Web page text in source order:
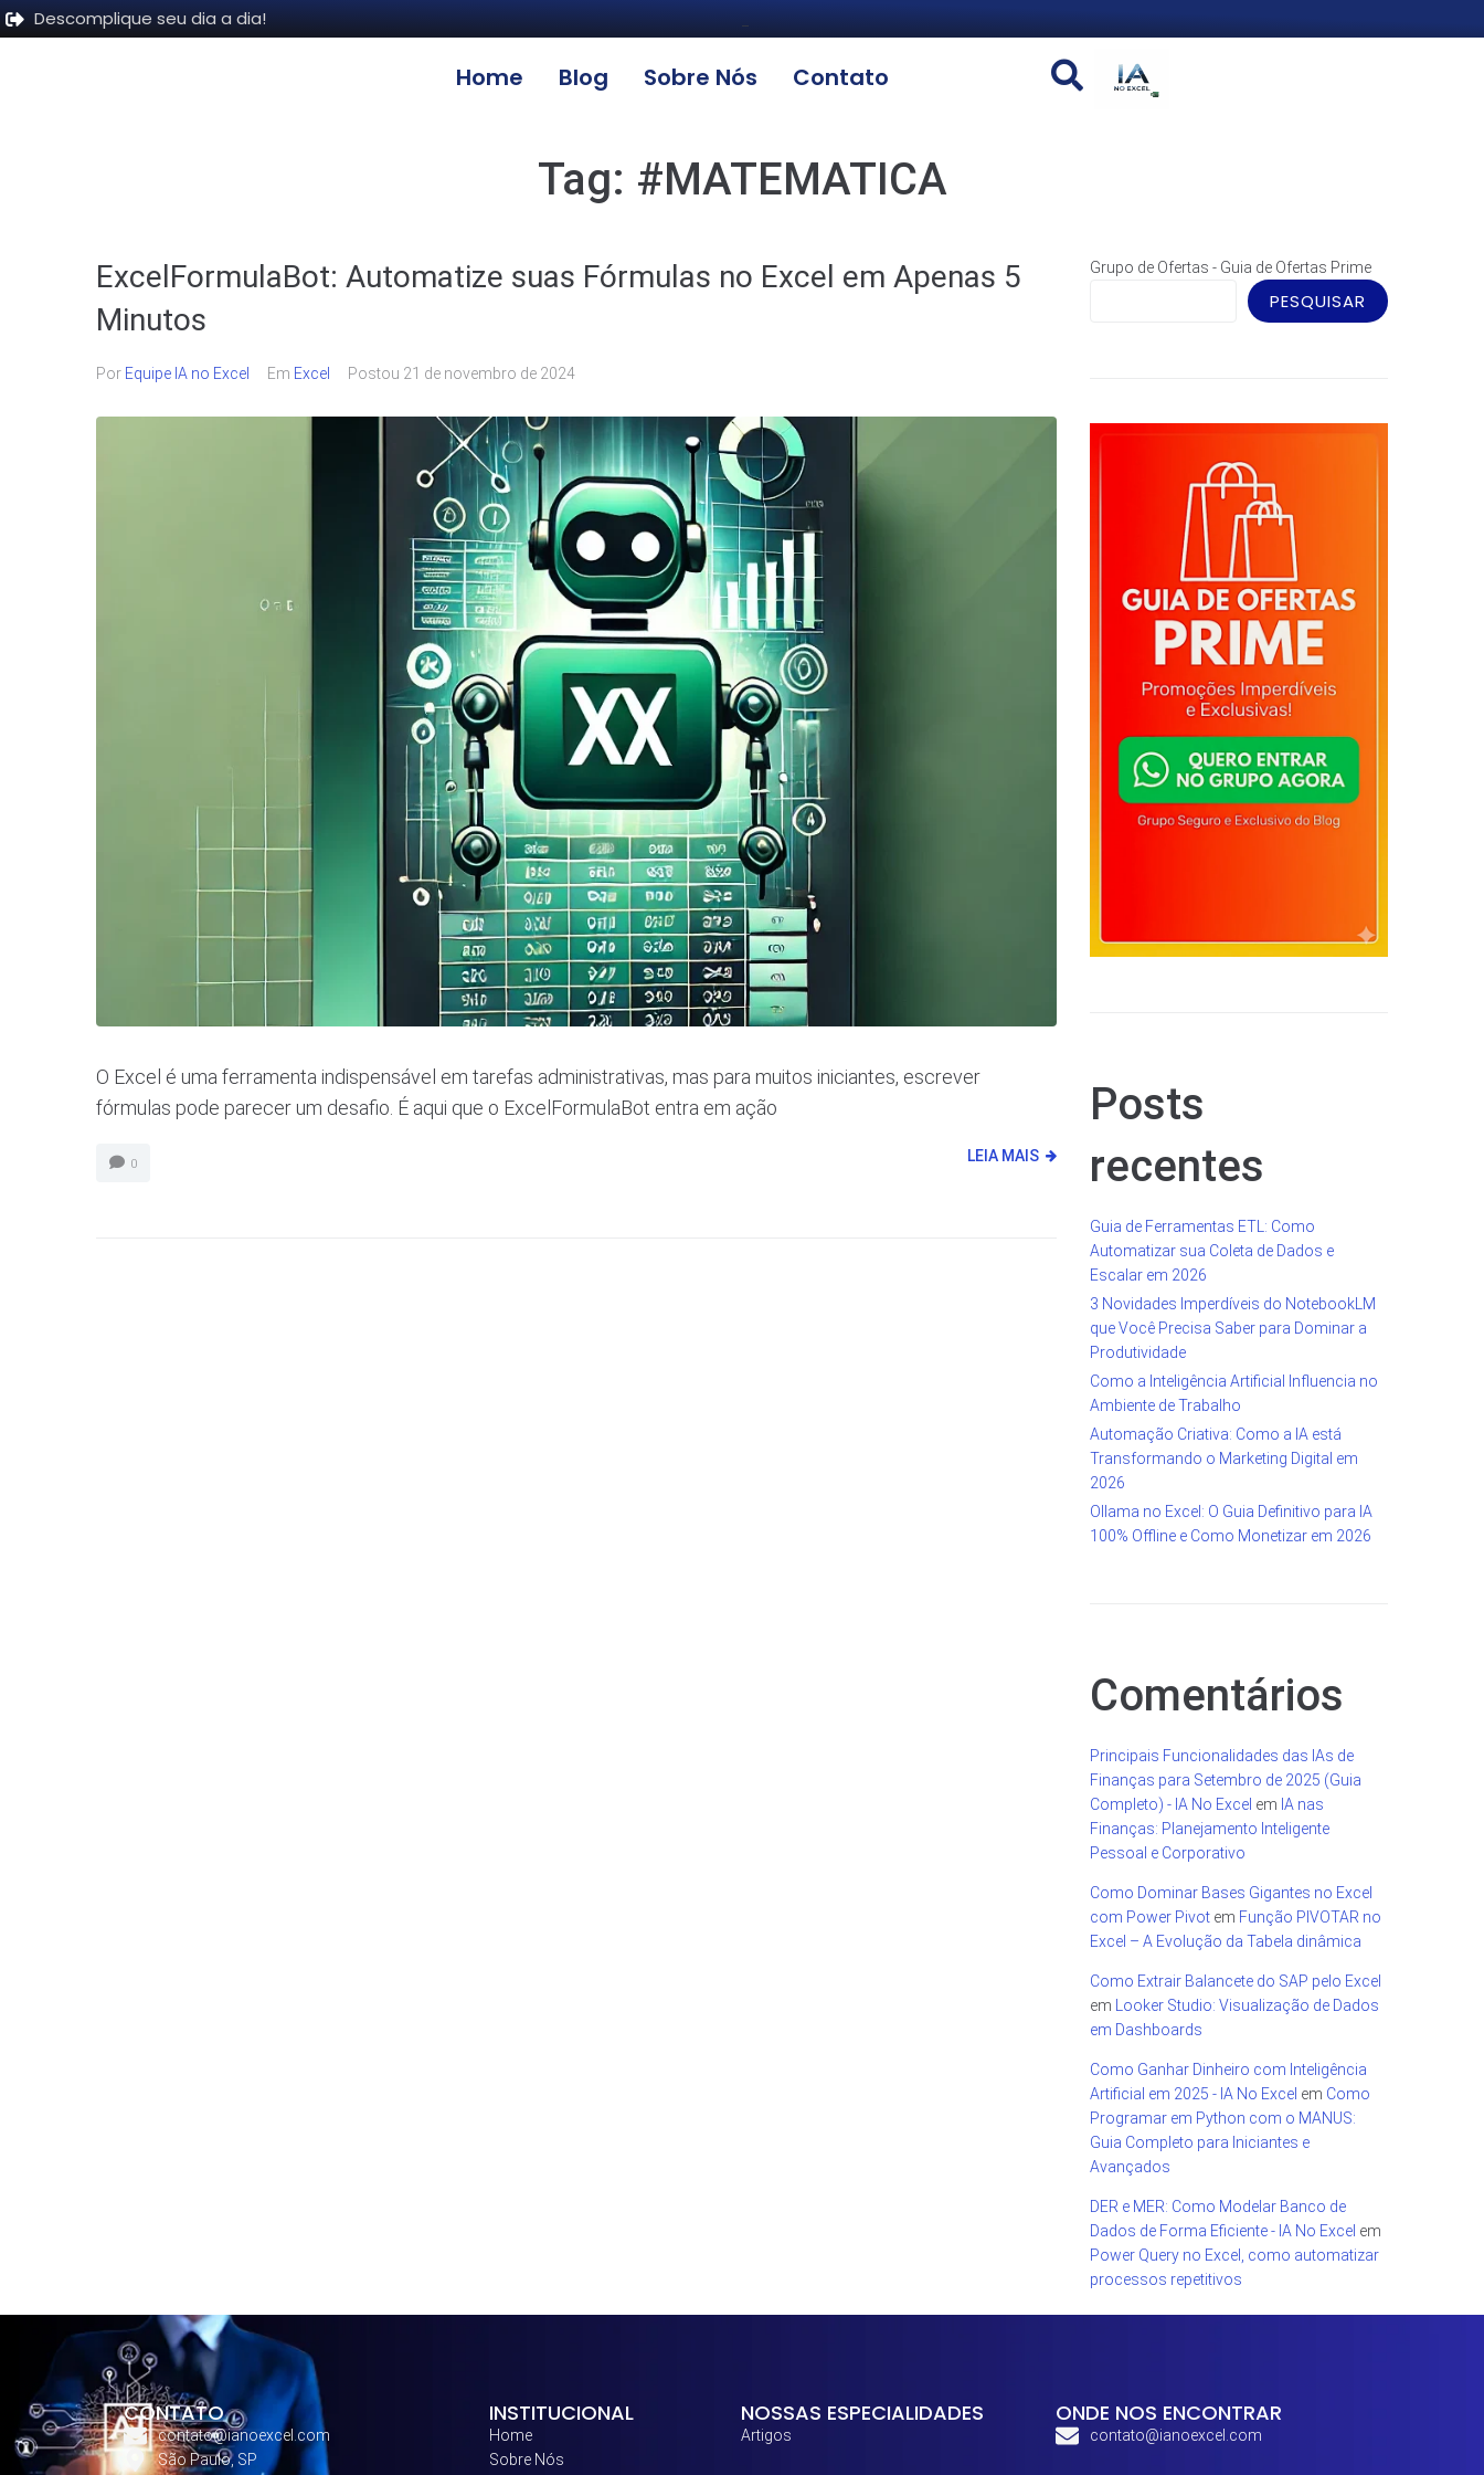
Descomplique seu dia a dia!
Home Blog Sobre Nós Contato
Tag: #MATEMATICA
ExcelFormulaBot: Automatize suas Fórmulas no Excel em Apenas 5
Minutos
Por Equipe IA no Excel Em Excel Postou 21 de novembro de 2024
O Excel é uma ferramenta indispensável em tarefas administrativas, mas para muitos iniciantes, escrever
fórmulas pode parecer um desafio. É aqui que o ExcelFormulaBot entra em ação
0 LEIA MAIS
Grupo de Ofertas - Guia de Ofertas Prime
PESQUISAR
Posts
recentes
Guia de Ferramentas ETL: Como
Automatizar sua Coleta de Dados e
Escalar em 2026
3 Novidades Imperdíveis do NotebookLM
que Você Precisa Saber para Dominar a
Produtividade
Como a Inteligência Artificial Influencia no
Ambiente de Trabalho
Automação Criativa: Como a IA está
Transformando o Marketing Digital em
2026
Ollama no Excel: O Guia Definitivo para IA
100% Offline e Como Monetizar em 2026
Comentários
Principais Funcionalidades das IAs de
Finanças para Setembro de 2025 (Guia
Completo) - IA No Excel em IA nas
Finanças: Planejamento Inteligente
Pessoal e Corporativo
Como Dominar Bases Gigantes no Excel
com Power Pivot em Função PIVOTAR no
Excel – A Evolução da Tabela dinâmica
Como Extrair Balancete do SAP pelo Excel
em Looker Studio: Visualização de Dados
em Dashboards
Como Ganhar Dinheiro com Inteligência
Artificial em 2025 - IA No Excel em Como
Programar em Python com o MANUS:
Guia Completo para Iniciantes e
Avançados
DER e MER: Como Modelar Banco de
Dados de Forma Eficiente - IA No Excel em
Power Query no Excel, como automatizar
processos repetitivos
CONTATO
contato@ianoexcel.com
São Paulo, SP
INSTITUCIONAL
Home
Sobre Nós
NOSSAS ESPECIALIDADES
Artigos
ONDE NOS ENCONTRAR
contato@ianoexcel.com